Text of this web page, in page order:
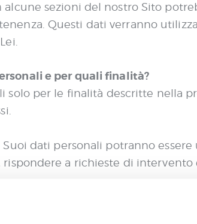
sezioni del nostro Sito
Questi dati verranno
e per quali finalità?
solo per le finalità descritte nella
Suoi dati personali potranno
a richieste di intervento
ai sensi del Considerando 47 e
senza ledere i Suoi diritti e